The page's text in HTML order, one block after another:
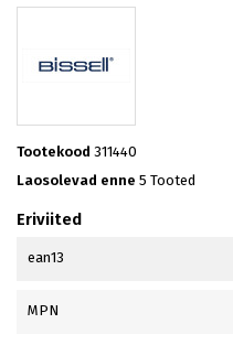
Tootekood 311440
Laosolevad enne 5 Tooted
Eriviited
ean13
MPN